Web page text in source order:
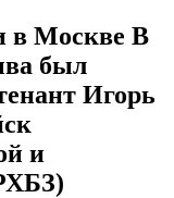
в Москве В
был
Игорь
и